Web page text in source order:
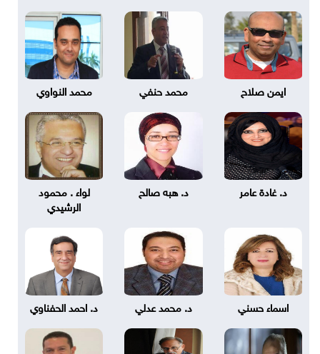
ايمن صلاح محمد حنفي محمد النواوي
د. غادة عامر د. هبه صالح
لواء . محمود
الرشيدي
اسماء حسني د. محمد عدلي د. احمد الحفناوي